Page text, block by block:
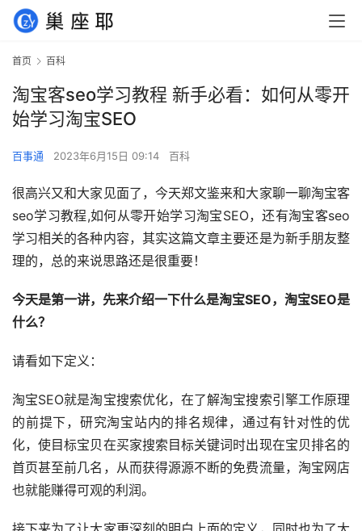
首页 百科
淘宝客seo学习教程 新手必看：如何从零开
始学习淘宝SEO
百事通 2023年6月15日 09:14 百科
很高兴又和大家见面了，今天郑文鉴来和大家聊一聊淘宝客
seo学习教程,如何从零开始学习淘宝SEO，还有淘宝客seo
学习相关的各种内容，其实这篇文章主要还是为新手朋友整
理的，总的来说思路还是很重要！
今天是第一讲，先来介绍一下什么是淘宝SEO，淘宝SEO是
什么？
请看如下定义：
淘宝SEO就是淘宝搜索优化，在了解淘宝搜索引擎工作原理
的前提下，研究淘宝站内的排名规律，通过有针对性的优
化，使目标宝贝在买家搜索目标关键词时出现在宝贝排名的
首页甚至前几名，从而获得源源不断的免费流量，淘宝网店
也就能赚得可观的利润。